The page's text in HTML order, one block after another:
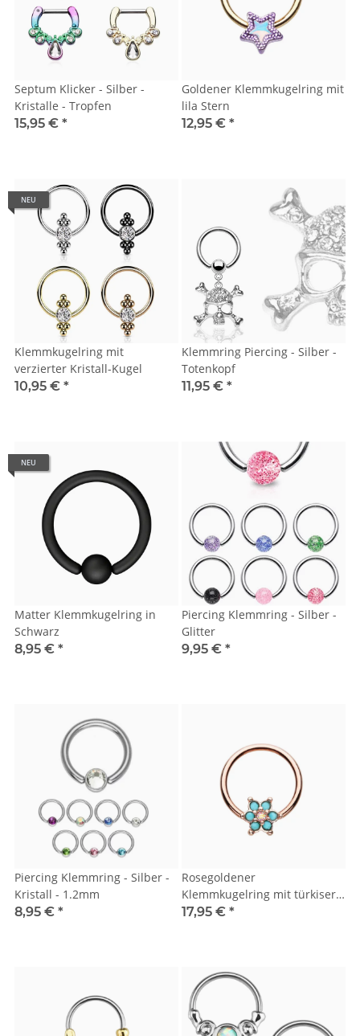
Septum Klicker - Silber -
Kristalle - Tropfen
15,95 € *
Goldener Klemmkugelring mit
lila Stern
12,95 € *
NEU
Klemmkugelring mit
verzierter Kristall-Kugel
10,95 € *
Klemmring Piercing - Silber -
Totenkopf
11,95 € *
NEU
Matter Klemmkugelring in
Schwarz
8,95 € *
Piercing Klemmring - Silber -
Glitter
9,95 € *
Piercing Klemmring - Silber -
Kristall - 1.2mm
8,95 € *
Rosegoldener
Klemmkugelring mit türkiser
Blume
17,95 € *